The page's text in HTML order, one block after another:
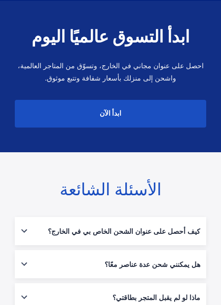
ابدأ التسوق عالميًا اليوم
احصل على عنوان مجاني في الخارج، وتسوّق من المتاجر العالمية،
واشحن إلى منزلك بأسعار شفافة وتتبع موثوق.
ابدأ الآن
الأسئلة الشائعة
كيف أحصل على عنوان الشحن الخاص بي في الخارج؟
هل يمكنني شحن عدة عناصر معًا؟
ماذا لو لم يقبل المتجر بطاقتي؟